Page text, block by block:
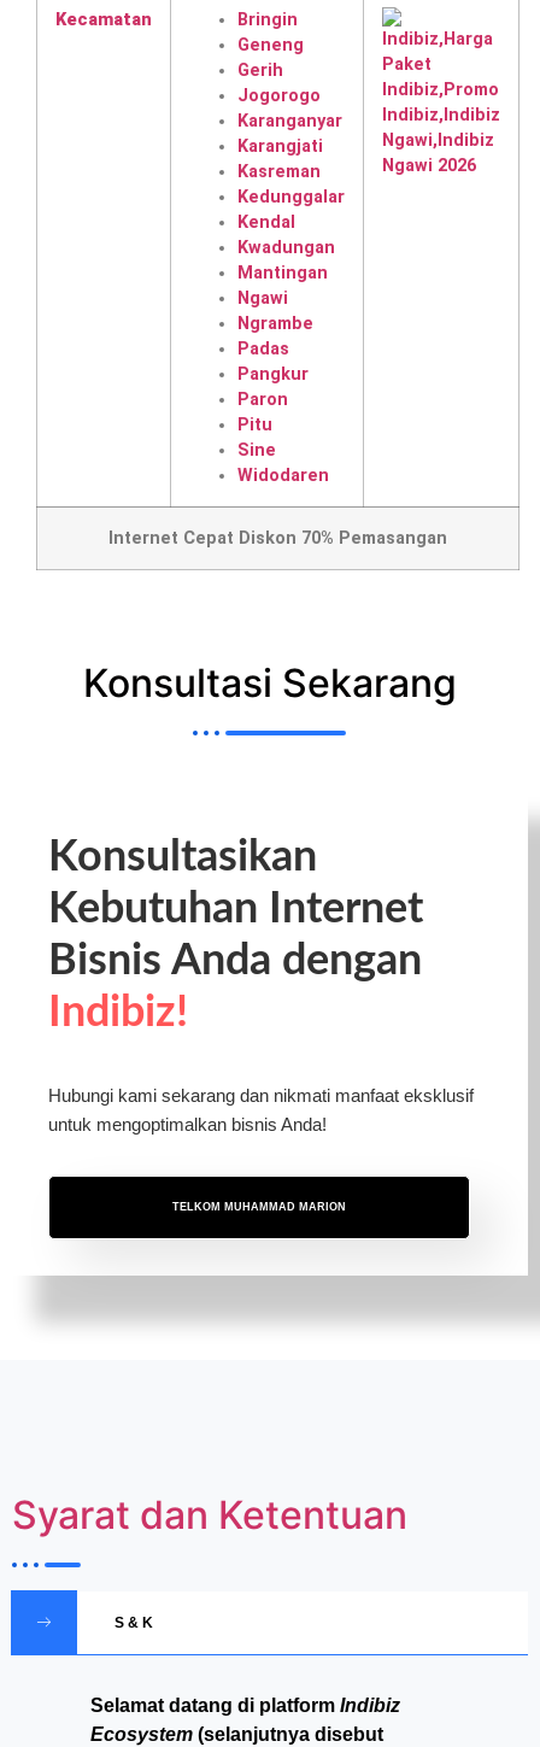
Kecamatan
Bringin
Geneng
Gerih
Jogorogo
Karanganyar
Karangjati
Kasreman
Kedunggalar
Kendal
Kwadungan
Mantingan
Ngawi
Ngrambe
Padas
Pangkur
Paron
Pitu
Sine
Widodaren
Internet Cepat Diskon 70% Pemasangan
Konsultasi Sekarang
Konsultasikan
Kebutuhan Internet
Bisnis Anda dengan
Indibiz!
Hubungi kami sekarang dan nikmati manfaat eksklusif
untuk mengoptimalkan bisnis Anda!
TELKOM MUHAMMAD MARION
Syarat dan Ketentuan
S & K
Selamat datang di platform Indibiz
Ecosystem (selanjutnya disebut